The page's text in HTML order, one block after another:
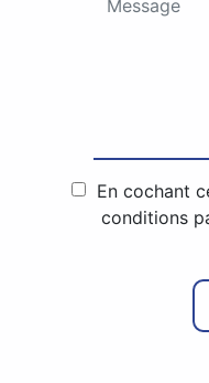
En cochant
conditions